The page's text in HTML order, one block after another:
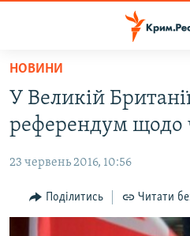
Перейти
основного
матеріалу
Перейти
до
навігації
Перейти
ВОДА.КРИМ
ВІДЕО ТА ФОТО
ПОЛІТИКА
БЛОГИ
НОВИНИ
У Великій
референдум щодо
23 червень 2016, 10:56
Поділитись Читати